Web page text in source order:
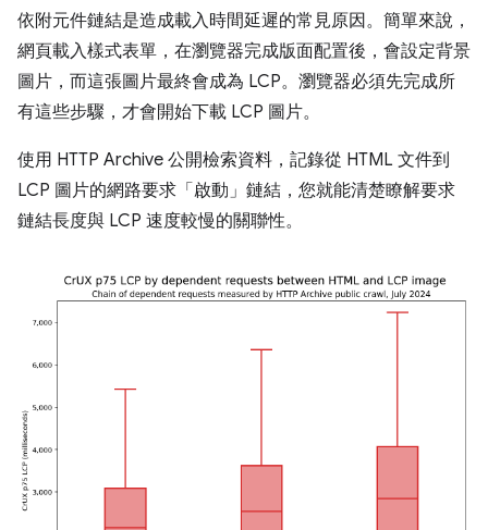
依附元件鏈結是造成載入時間延遲的常見原因。簡單來說，
網頁載入樣式表單，在瀏覽器完成版面配置後，會設定背景
圖片，而這張圖片最終會成為 LCP。瀏覽器必須先完成所
有這些步驟，才會開始下載 LCP 圖片。
使用 HTTP Archive 公開檢索資料，記錄從 HTML 文件到
LCP 圖片的網路要求「啟動」鏈結，您就能清楚瞭解要求
鏈結長度與 LCP 速度較慢的關聯性。